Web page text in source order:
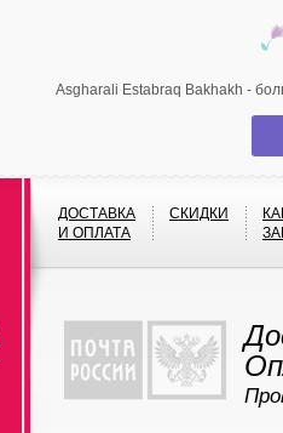
Asgharali Estabraq Bakhakh -
ДОСТАВКА
И ОПЛАТА
СКИДКИ